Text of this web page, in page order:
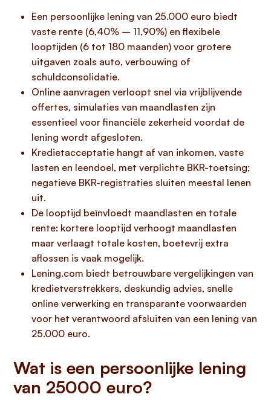
Een persoonlijke lening van 25.000 euro biedt
vaste rente (6,40% – 11,90%) en flexibele
looptijden (6 tot 180 maanden) voor grotere
uitgaven zoals auto, verbouwing of
schuldconsolidatie.
Online aanvragen verloopt snel via vrijblijvende
offertes, simulaties van maandlasten zijn
essentieel voor financiële zekerheid voordat de
lening wordt afgesloten.
Kredietacceptatie hangt af van inkomen, vaste
lasten en leendoel, met verplichte BKR-toetsing;
negatieve BKR-registraties sluiten meestal lenen
uit.
De looptijd beïnvloedt maandlasten en totale
rente: kortere looptijd verhoogt maandlasten
maar verlaagt totale kosten, boetevrij extra
aflossen is vaak mogelijk.
Lening.com biedt betrouwbare vergelijkingen van
kredietverstrekkers, deskundig advies, snelle
online verwerking en transparante voorwaarden
voor het verantwoord afsluiten van een lening van
25.000 euro.
Wat is een persoonlijke lening
van 25000 euro?